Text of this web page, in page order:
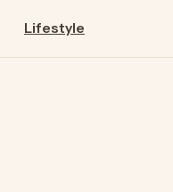
Lifestyle